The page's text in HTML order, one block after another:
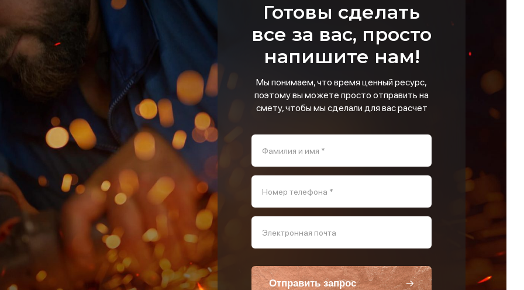
Готовы сделать
все за вас, просто
напишите нам!
Мы понимаем, что время ценный ресурс,
поэтому вы можете просто отправить на
смету, чтобы мы сделали для вас расчет
Фамилия и имя *
Номер телефона *
Электронная почта
Отправить запрос